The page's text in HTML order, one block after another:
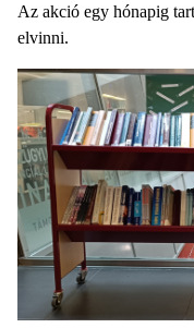
Az akció egy hónapig
elvinni.